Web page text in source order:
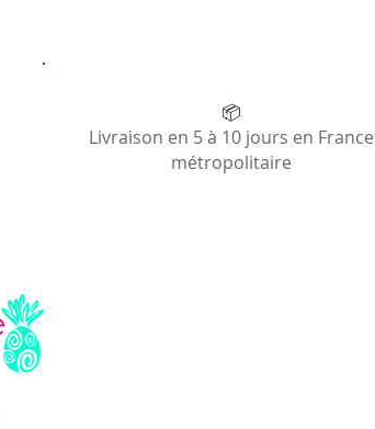
📦
Livraison en 5 à 10 jours en France
métropolitaire